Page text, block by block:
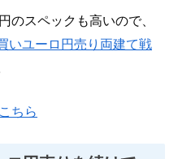
のスペックも高いので、
いユーロ円売り両建て戦
ちら